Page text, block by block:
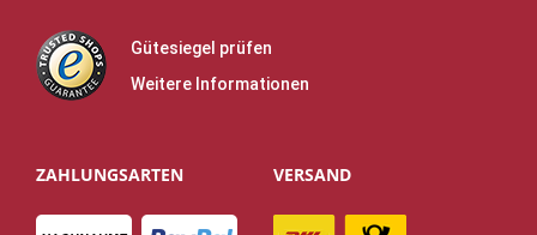
Gütesiegel prüfen
Weitere Informationen
ZAHLUNGSARTEN VERSAND